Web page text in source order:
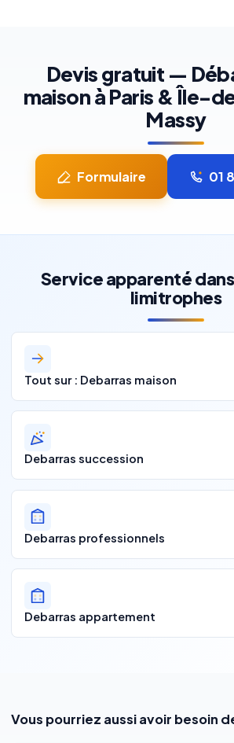
Devis gratuit —
maison à Paris & Île-
Massy
Formulaire 01
Service apparenté
limitrophes
Tout sur : Debarras maison
Debarras succession
Debarras professionnels
Debarras appartement
Vous pourriez aussi avoir besoin